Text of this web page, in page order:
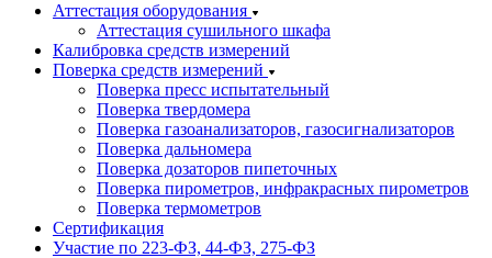
Аттестация оборудования
Аттестация сушильного шкафа
Калибровка средств измерений
Поверка средств измерений
Поверка пресс испытательный
Поверка твердомера
Поверка газоанализаторов, газосигнализаторов
Поверка дальномера
Поверка дозаторов пипеточных
Поверка пирометров, инфракрасных пирометров
Поверка термометров
Сертификация
Участие по 223-ФЗ, 44-ФЗ, 275-ФЗ